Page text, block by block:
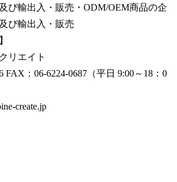
び輸出入・販売・ODM/OEM商品の企
び輸出入・販売
リエイト
FAX：06-6224-0687（平日 9:00～18：0
create.jp